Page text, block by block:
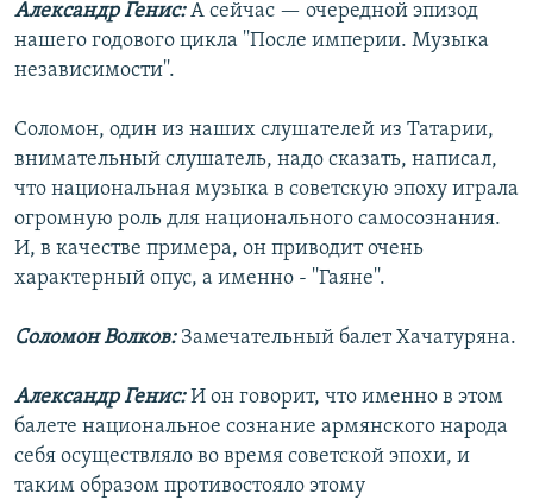
Александр Генис:А сейчас — очередной эпизод
нашего годового цикла ''После империи. Музыка
независимости''.
Соломон, один из наших слушателей из Татарии,
внимательный слушатель, надо сказать, написал,
что национальная музыка в советскую эпоху играла
огромную роль для национального самосознания.
И, в качестве примера, он приводит очень
характерный опус, а именно - ''Гаяне''.
Соломон Волков:Замечательный балет Хачатуряна.
Александр Генис:И он говорит, что именно в этом
балете национальное сознание армянского народа
себя осуществляло во время советской эпохи, и
таким образом противостояло этому